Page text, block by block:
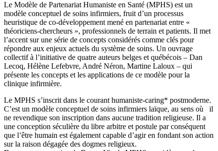
Le Modèle de Partenariat Humaniste en Santé (MPHS) est un
modèle conceptuel de soins infirmiers, fruit d’un processus
heuristique de co-développement mené en partenariat entre «
théoriciens-chercheurs », professionnels de terrain et patients. Il met
l’accent sur une série de concepts considérés comme clés pour
répondre aux enjeux actuels du système de soins. Un ouvrage
collectif à l’initiative de quatre auteurs belges et québécois – Dan
Lecoq, Hélène Lefebvre, André Néron, Martine Laloux – qui
présente les concepts et les applications de ce modèle pour la
clinique infirmière.
Le MPHS s’inscrit dans le courant humaniste-caring* postmoderne.
C’est un modèle conceptuel de soins infirmiers laïque, au sens où il
ne revendique son inscription dans aucune tradition religieuse. Il a
une conception séculière du libre arbitre et postule par conséquent
que l’être humain est également capable d’agir en fondant son action
sur la raison dégagée des dogmes religieux.